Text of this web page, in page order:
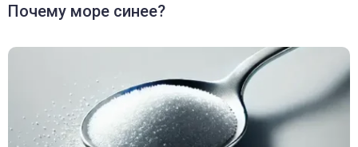
Почему море синее?